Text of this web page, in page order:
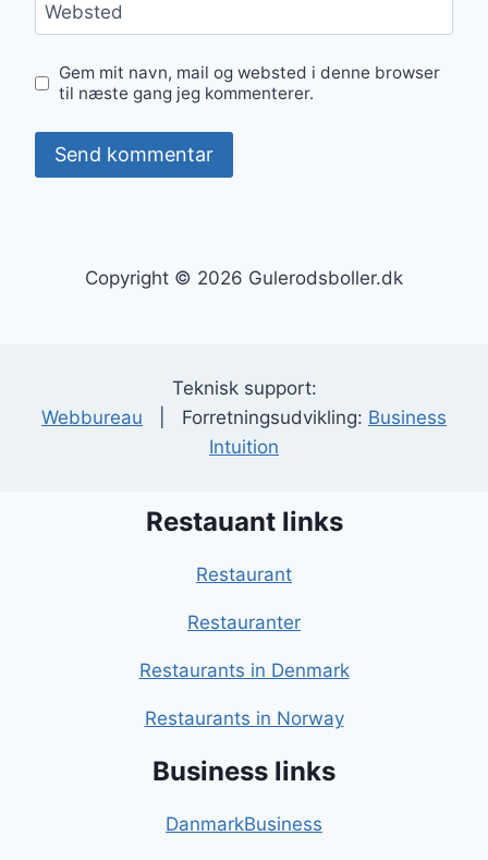
Websted
Gem mit navn, mail og websted i denne browser
til næste gang jeg kommenterer.
Copyright © 2026 Gulerodsboller.dk
Teknisk support:
Webbureau | Forretningsudvikling: Business
Intuition
Restauant links
Restaurant
Restauranter
Restaurants in Denmark
Restaurants in Norway
Business links
DanmarkBusiness